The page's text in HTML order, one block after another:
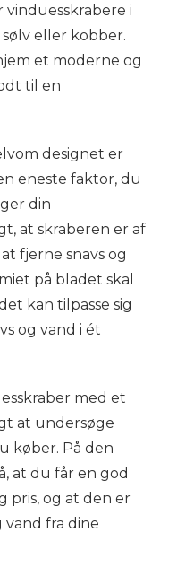
i
eller kobber.
et moderne og
til en
designet er
eneste faktor, du
din
at skraberen er af
fjerne snavs og
på bladet skal
kan tilpasse sig
og vand i ét
med et
at undersøge
køber. På den
at du får en god
pris, og at den er
vand fra dine